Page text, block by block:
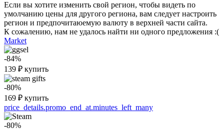
Если вы хотите изменить свой регион, чтобы видеть по
умолчанию цены для другого региона, вам следует настроить
регион и предпочитаюемую валюту в верхней части сайта.
К сожалению, нам не удалось найти ни одного предложения :(
Market
-84%
139 ₽ купить
-80%
169 ₽ купить
price_details.promo_end_at.minutes_left_many
-80%